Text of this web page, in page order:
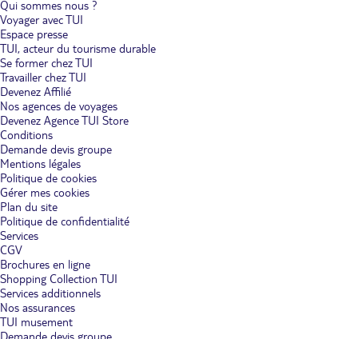
Qui sommes nous ?
Voyager avec TUI
Espace presse
TUI, acteur du tourisme durable
Se former chez TUI
Travailler chez TUI
Devenez Affilié
Nos agences de voyages
Devenez Agence TUI Store
Conditions
Demande devis groupe
Mentions légales
Politique de cookies
Gérer mes cookies
Plan du site
Politique de confidentialité
Services
CGV
Brochures en ligne
Shopping Collection TUI
Services additionnels
Nos assurances
TUI musement